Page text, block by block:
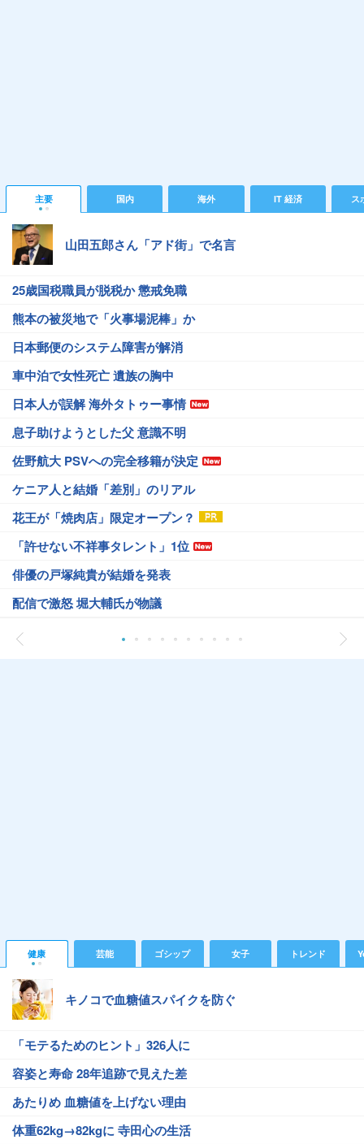
主要 国内 海外 IT 経済 ス
山田五郎さん「アド街」で名言
25歳国税職員が脱税か 懲戒免職
熊本の被災地で「火事場泥棒」か
日本郵便のシステム障害が解消
車中泊で女性死亡 遺族の胸中
日本人が誤解 海外タトゥー事情
息子助けようとした父 意識不明
佐野航大 PSVへの完全移籍が決定
ケニア人と結婚「差別」のリアル
花王が「焼肉店」限定オープン？
「許せない不祥事タレント」1位
俳優の戸塚純貴が結婚を発表
配信で激怒 堀大輔氏が物議
健康 芸能 ゴシップ 女子 トレンド
キノコで血糖値スパイクを防ぐ
「モテるためのヒント」326人に
容姿と寿命 28年追跡で見えた差
あたりめ 血糖値を上げない理由
体重62kg→82kgに 寺田心の生活